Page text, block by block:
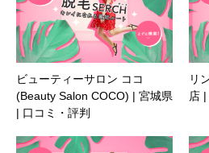
ビューティーサロン ココ
(Beauty Salon COCO) | 宮城県
| 口コミ・評判
リ
店 |